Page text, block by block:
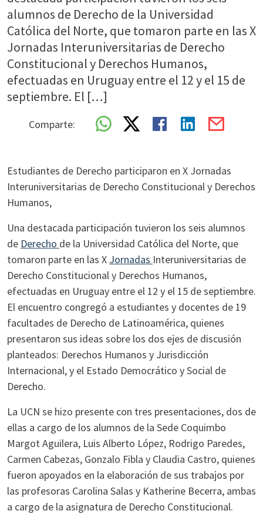
alumnos de Derecho de la Universidad
Católica del Norte, que tomaron parte en las X
Jornadas Interuniversitarias de Derecho
Constitucional y Derechos Humanos,
efectuadas en Uruguay entre el 12 y el 15 de
septiembre. El […]
Comparte:
Estudiantes de Derecho participaron en X Jornadas
Interuniversitarias de Derecho Constitucional y Derechos
Humanos,
Una destacada participación tuvieron los seis alumnos
de Derecho de la Universidad Católica del Norte, que
tomaron parte en las X Jornadas Interuniversitarias de
Derecho Constitucional y Derechos Humanos,
efectuadas en Uruguay entre el 12 y el 15 de septiembre.
El encuentro congregó a estudiantes y docentes de 19
facultades de Derecho de Latinoamérica, quienes
presentaron sus ideas sobre los dos ejes de discusión
planteados: Derechos Humanos y Jurisdicción
Internacional, y el Estado Democrático y Social de
Derecho.
La UCN se hizo presente con tres presentaciones, dos de
ellas a cargo de los alumnos de la Sede Coquimbo
Margot Aguilera, Luis Alberto López, Rodrigo Paredes,
Carmen Cabezas, Gonzalo Fibla y Claudia Castro, quienes
fueron apoyados en la elaboración de sus trabajos por
las profesoras Carolina Salas y Katherine Becerra, ambas
a cargo de la asignatura de Derecho Constitucional.